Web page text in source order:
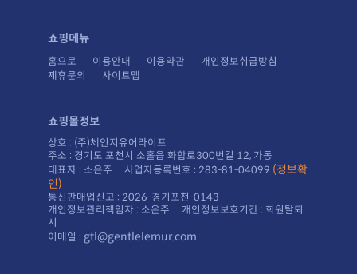
쇼핑메뉴
홈으로 이용안내 이용약관
개인정보취급방침
제휴문의
사이트맵
쇼핑몰정보
상호 : (주)체인지유어라이프
주소 : 경기도 포천시 소홀읍 화합로300번길 12, 가동
대표자 : 소은주 사업자등록번호 : 283-81-04099
인)
통신판매업신고 : 2026-경기포천-0143
시
이메일 : gtl@gentlelemur.com